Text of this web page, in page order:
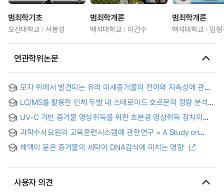
범죄학기초
오산대학교 서봉성
범죄학개론
백석대학교 이건수
범죄학개론
백석대학교 임
연관학위논문
모자 위에서 발견되는 유리 미세증거물의 전이와 지속성에 관한
transfer to found on headwear
LC/MS를 활용한 인체 두발 내 스테로이드 호르몬의 정량 분석
UV-C 기반 증거물 영상취득을 위한 초분광 영상취득 장치의
과학수사요원의 교육훈련시스템에 관한연구 = A Study on
체액이 묻은 증거물의 세탁이 DNA감식에 미치는 영향
사용자 의견